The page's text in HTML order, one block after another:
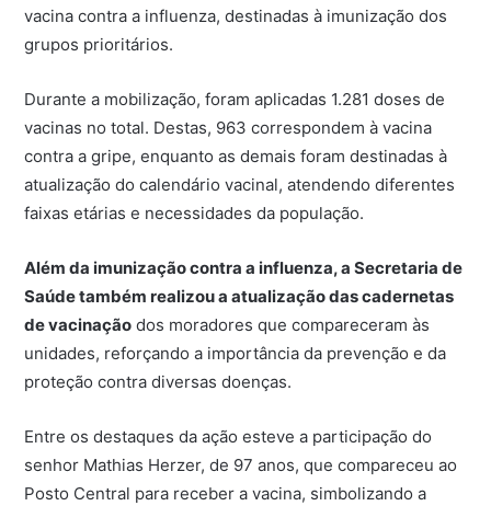
vacina contra a influenza, destinadas à imunização dos
grupos prioritários.
Durante a mobilização, foram aplicadas 1.281 doses de
vacinas no total. Destas, 963 correspondem à vacina
contra a gripe, enquanto as demais foram destinadas à
atualização do calendário vacinal, atendendo diferentes
faixas etárias e necessidades da população.
Além da imunização contra a influenza, a Secretaria de
Saúde também realizou a atualização das cadernetas
de vacinação dos moradores que compareceram às
unidades, reforçando a importância da prevenção e da
proteção contra diversas doenças.
Entre os destaques da ação esteve a participação do
senhor Mathias Herzer, de 97 anos, que compareceu ao
Posto Central para receber a vacina, simbolizando a